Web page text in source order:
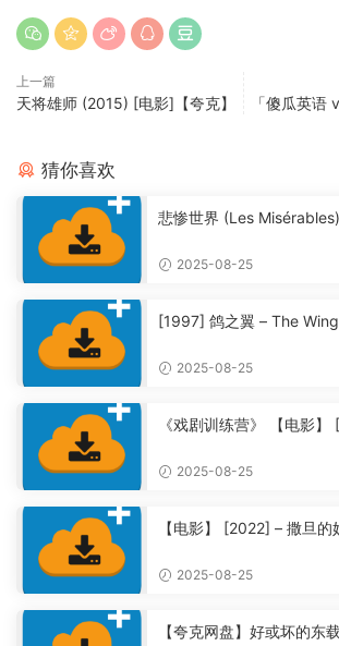
上一篇
天将雄师 (2015) [电影]【夸克】
「傻瓜英
猜你喜欢
悲惨世界 (Les
2025-08-25
[1997] 鸽之翼 – The
2025-08-25
《戏剧训练营》 【电影】
2025-08-25
【电影】 [2022] – 撒旦
2025-08-25
【夸克网盘】好或坏的东